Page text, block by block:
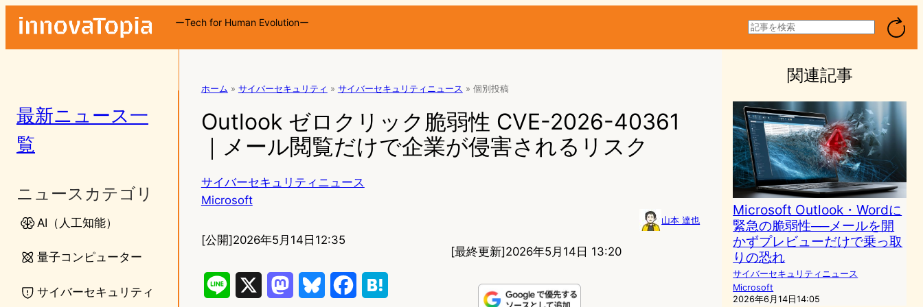
ーTech for Human Evolutionー
検
索
最新ニュース一
覧
ニュースカテゴリ
AI（人工知能）
量子コンピューター
サイバーセキュリティ
ホーム » サイバーセキュリティ » サイバーセキュリティニュース » 個別投稿
Outlook ゼロクリック脆弱性 CVE-2026-40361
｜メール閲覧だけで企業が侵害されるリスク
サイバーセキュリティニュース
Microsoft
山本 達也
[公開]2026年5月14日12:35
[最終更新]2026年5月14日 13:20
関連記事
Microsoft Outlook・Wordに
緊急の脆弱性──メールを開
かずプレビューだけで乗っ取
りの恐れ
サイバーセキュリティニュース
Microsoft
2026年6月14日14:05